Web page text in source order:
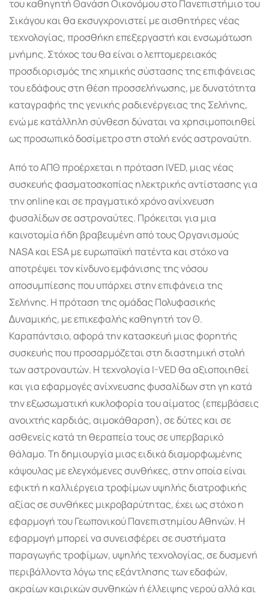
του καθηγητή Θανάση Οικονόµου στο Πανεπιστήµιο του
Σικάγου και θα εκσυγχρονιστεί µε αισθητήρες νέας
τεχνολογίας, προσθήκη επεξεργαστή και ενσωµάτωση
µνήµης. Στόχος του θα είναι ο λεπτοµερειακός
προσδιορισµός της χηµικής σύστασης της επιφάνειας
του εδάφους στη θέση προσσελήνωσης, µε δυνατότητα
καταγραφής της γενικής ραδιενέργειας της Σελήνης,
ενώ µε κατάλληλη σύνθεση δύναται να χρησιµοποιηθεί
ως προσωπικό δοσίµετρο στη στολή ενός αστροναύτη.
Από το ΑΠΘ προέρχεται η πρόταση IVED, µιας νέας
συσκευής φασµατοσκοπίας ηλεκτρικής αντίστασης για
την online και σε πραγµατικό χρόνο ανίχνευση
φυσαλίδων σε αστροναύτες. Πρόκειται για µια
καινοτοµία ήδη βραβευµένη από τους Οργανισµούς
NASA και ESA µε ευρωπαϊκή πατέντα και στόχο να
αποτρέψει τον κίνδυνο εµφάνισης της νόσου
αποσυµπίεσης που υπάρχει στην επιφάνεια της
Σελήνης. Η πρόταση της οµάδας Πολυφασικής
∆υναµικής, µε επικεφαλής καθηγητή τον Θ.
Καραπάντσιο, αφορά την κατασκευή µιας φορητής
συσκευής που προσαρµόζεται στη διαστηµική στολή
των αστροναυτών. Η τεχνολογία I-VED θα αξιοποιηθεί
και για εφαρµογές ανίχνευσης φυσαλίδων στη γη κατά
την εξωσωµατική κυκλοφορία του αίµατος (επεµβάσεις
ανοιχτής καρδιάς, αιµοκάθαρση), σε δύτες και σε
ασθενείς κατά τη θεραπεία τους σε υπερβαρικό
θάλαµο. Τη δηµιουργία µιας ειδικά διαµορφωµένης
κάψουλας µε ελεγχόµενες συνθήκες, στην οποία είναι
εφικτή η καλλιέργεια τροφίµων υψηλής διατροφικής
αξίας σε συνθήκες µικροβαρύτητας, έχει ως στόχο η
εφαρµογή του Γεωπονικού Πανεπιστηµίου Αθηνών. Η
εφαρµογή µπορεί να συνεισφέρει σε συστήµατα
παραγωγής τροφίµων, υψηλής τεχνολογίας, σε δυσµενή
περιβάλλοντα λόγω της εξάντλησης των εδαφών,
ακραίων καιρικών συνθηκών ή έλλειψης νερού αλλά και